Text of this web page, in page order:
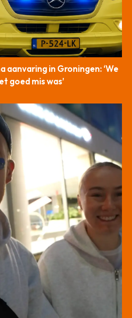
aanvaring in Groningen: ‘We
goed mis was’